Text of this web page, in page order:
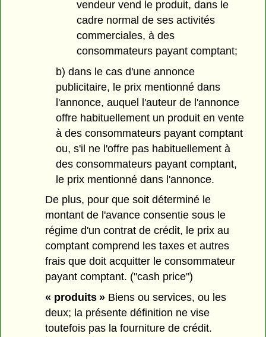
vendeur vend le produit, dans le
cadre normal de ses activités
commerciales, à des
consommateurs payant comptant;
b) dans le cas d'une annonce
publicitaire, le prix mentionné dans
l'annonce, auquel l'auteur de l'annonce
offre habituellement un produit en vente
à des consommateurs payant comptant
ou, s'il ne l'offre pas habituellement à
des consommateurs payant comptant,
le prix mentionné dans l'annonce.
De plus, pour que soit déterminé le
montant de l'avance consentie sous le
régime d'un contrat de crédit, le prix au
comptant comprend les taxes et autres
frais que doit acquitter le consommateur
payant comptant. ("cash price")
« produits » Biens ou services, ou les
deux; la présente définition ne vise
toutefois pas la fourniture de crédit.